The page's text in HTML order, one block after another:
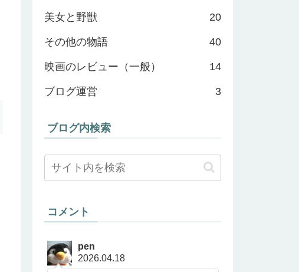
美女と野獣 20
その他の物語 40
映画のレビュー（一般） 14
ブログ運営 3
ブログ内検索
コメント
pen
2026.04.18